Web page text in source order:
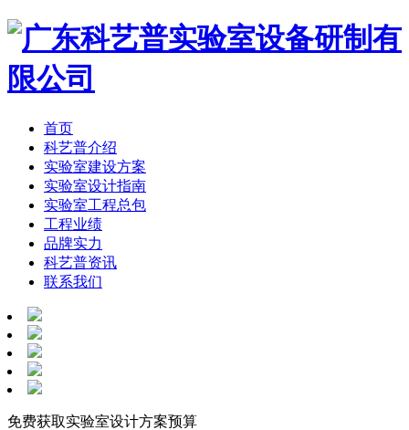
首页
科艺普介绍
实验室建设方案
实验室设计指南
实验室工程总包
工程业绩
品牌实力
科艺普资讯
联系我们
免费获取实验室设计方案预算